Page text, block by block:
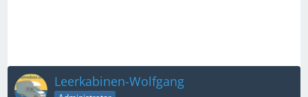
Leerkabinen-Wolfgang